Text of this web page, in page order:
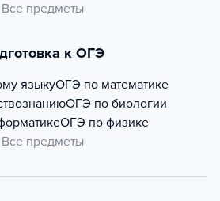
Все предметы
к ОГЭ
языкуОГЭ по математике
ОГЭ по биологии
ОГЭ по физике
Все предметы